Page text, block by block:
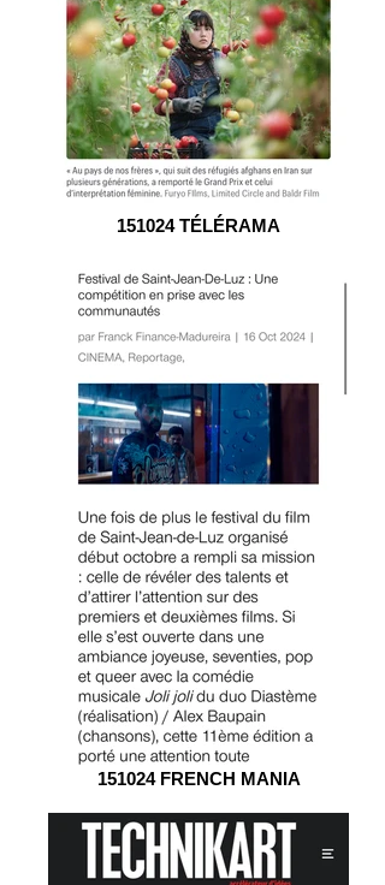
151024 TÉLÉRAMA
151024 FRENCH MANIA